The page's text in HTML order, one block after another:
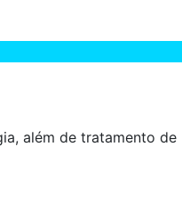
além de tratamento de